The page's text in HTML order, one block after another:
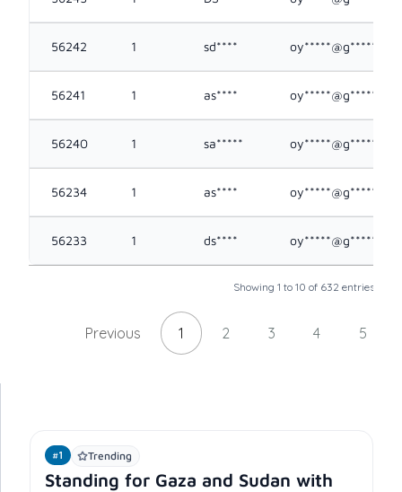
56242 1 sd****
56241 1 as****
56240 1 sa*****
56234 1 as****
56233 1 ds****
Showing 1 to 10 of 632 entries
Previous 1 2 3 4 5
#1 Trending
Standing for Gaza and Sudan with